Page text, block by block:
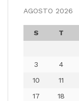
AGOSTO 2026
S T
3
4
10
11
17
18